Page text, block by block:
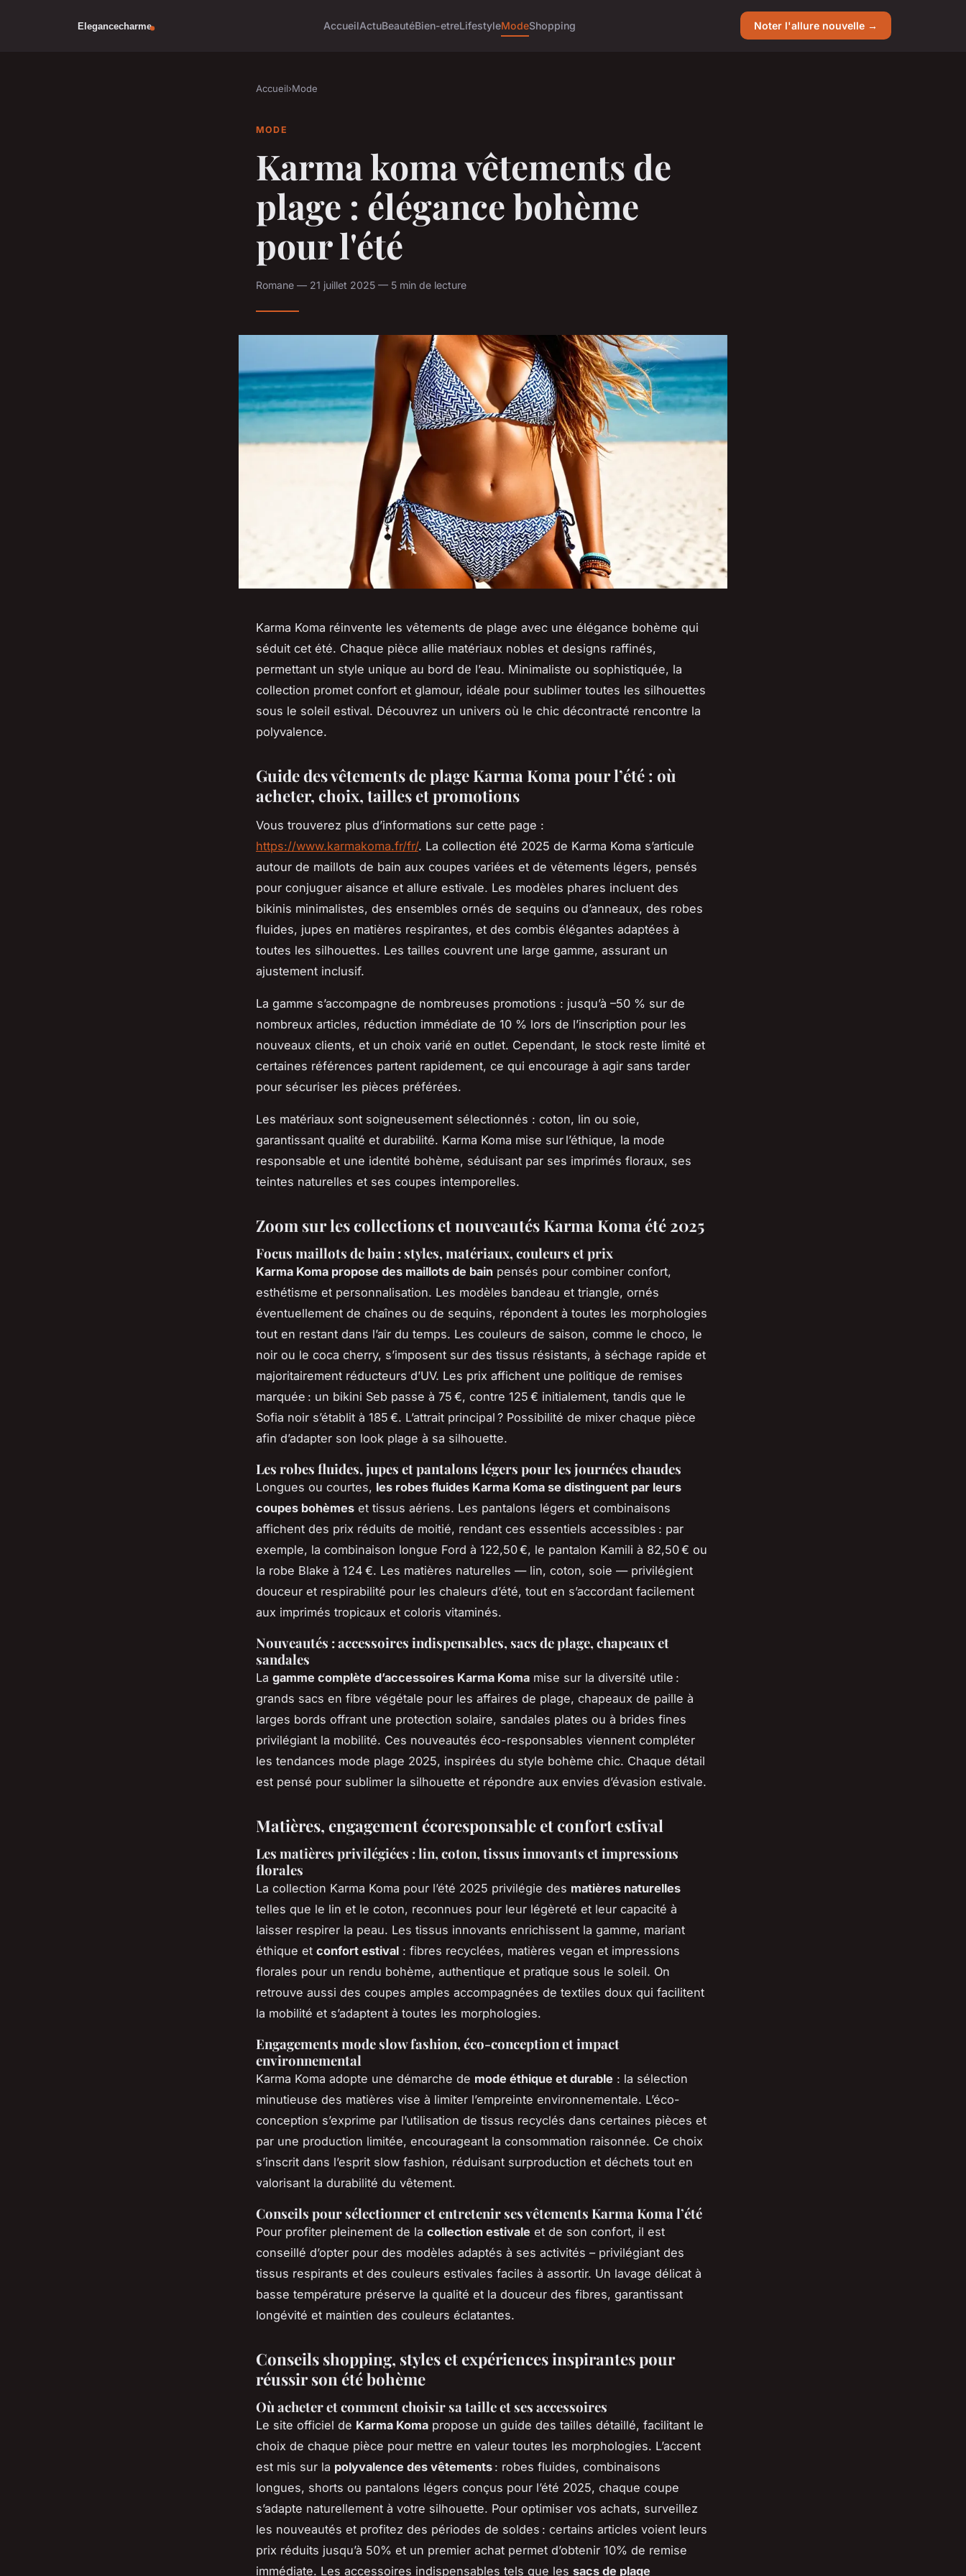
AccueilActuBeautéBien-etreLifestyleModeShopping Noter l'allure nouvelle →
Accueil›Mode
MODE
Karma koma vêtements de
plage : élégance bohème
pour l'été
Romane — 21 juillet 2025 — 5 min de lecture
Karma Koma réinvente les vêtements de plage avec une élégance bohème qui
séduit cet été. Chaque pièce allie matériaux nobles et designs raffinés,
permettant un style unique au bord de l’eau. Minimaliste ou sophistiquée, la
collection promet confort et glamour, idéale pour sublimer toutes les silhouettes
sous le soleil estival. Découvrez un univers où le chic décontracté rencontre la
polyvalence.
Guide des vêtements de plage Karma Koma pour l’été : où
acheter, choix, tailles et promotions
Vous trouverez plus d’informations sur cette page :
https://www.karmakoma.fr/fr/. La collection été 2025 de Karma Koma s’articule
autour de maillots de bain aux coupes variées et de vêtements légers, pensés
pour conjuguer aisance et allure estivale. Les modèles phares incluent des
bikinis minimalistes, des ensembles ornés de sequins ou d’anneaux, des robes
fluides, jupes en matières respirantes, et des combis élégantes adaptées à
toutes les silhouettes. Les tailles couvrent une large gamme, assurant un
ajustement inclusif.
La gamme s’accompagne de nombreuses promotions : jusqu’à –50 % sur de
nombreux articles, réduction immédiate de 10 % lors de l’inscription pour les
nouveaux clients, et un choix varié en outlet. Cependant, le stock reste limité et
certaines références partent rapidement, ce qui encourage à agir sans tarder
pour sécuriser les pièces préférées.
Les matériaux sont soigneusement sélectionnés : coton, lin ou soie,
garantissant qualité et durabilité. Karma Koma mise sur l’éthique, la mode
responsable et une identité bohème, séduisant par ses imprimés floraux, ses
teintes naturelles et ses coupes intemporelles.
Zoom sur les collections et nouveautés Karma Koma été 2025
Focus maillots de bain : styles, matériaux, couleurs et prix
Karma Koma propose des maillots de bain pensés pour combiner confort,
esthétisme et personnalisation. Les modèles bandeau et triangle, ornés
éventuellement de chaînes ou de sequins, répondent à toutes les morphologies
tout en restant dans l’air du temps. Les couleurs de saison, comme le choco, le
noir ou le coca cherry, s’imposent sur des tissus résistants, à séchage rapide et
majoritairement réducteurs d’UV. Les prix affichent une politique de remises
marquée : un bikini Seb passe à 75 €, contre 125 € initialement, tandis que le
Sofia noir s’établit à 185 €. L’attrait principal ? Possibilité de mixer chaque pièce
afin d’adapter son look plage à sa silhouette.
Les robes fluides, jupes et pantalons légers pour les journées chaudes
Longues ou courtes, les robes fluides Karma Koma se distinguent par leurs
coupes bohèmes et tissus aériens. Les pantalons légers et combinaisons
affichent des prix réduits de moitié, rendant ces essentiels accessibles : par
exemple, la combinaison longue Ford à 122,50 €, le pantalon Kamili à 82,50 € ou
la robe Blake à 124 €. Les matières naturelles — lin, coton, soie — privilégient
douceur et respirabilité pour les chaleurs d’été, tout en s’accordant facilement
aux imprimés tropicaux et coloris vitaminés.
Nouveautés : accessoires indispensables, sacs de plage, chapeaux et
sandales
La gamme complète d’accessoires Karma Koma mise sur la diversité utile :
grands sacs en fibre végétale pour les affaires de plage, chapeaux de paille à
larges bords offrant une protection solaire, sandales plates ou à brides fines
privilégiant la mobilité. Ces nouveautés éco-responsables viennent compléter
les tendances mode plage 2025, inspirées du style bohème chic. Chaque détail
est pensé pour sublimer la silhouette et répondre aux envies d’évasion estivale.
Matières, engagement écoresponsable et confort estival
Les matières privilégiées : lin, coton, tissus innovants et impressions
florales
La collection Karma Koma pour l’été 2025 privilégie des matières naturelles
telles que le lin et le coton, reconnues pour leur légèreté et leur capacité à
laisser respirer la peau. Les tissus innovants enrichissent la gamme, mariant
éthique et confort estival : fibres recyclées, matières vegan et impressions
florales pour un rendu bohème, authentique et pratique sous le soleil. On
retrouve aussi des coupes amples accompagnées de textiles doux qui facilitent
la mobilité et s’adaptent à toutes les morphologies.
Engagements mode slow fashion, éco-conception et impact
environnemental
Karma Koma adopte une démarche de mode éthique et durable : la sélection
minutieuse des matières vise à limiter l’empreinte environnementale. L’éco-
conception s’exprime par l’utilisation de tissus recyclés dans certaines pièces et
par une production limitée, encourageant la consommation raisonnée. Ce choix
s’inscrit dans l’esprit slow fashion, réduisant surproduction et déchets tout en
valorisant la durabilité du vêtement.
Conseils pour sélectionner et entretenir ses vêtements Karma Koma l’été
Pour profiter pleinement de la collection estivale et de son confort, il est
conseillé d’opter pour des modèles adaptés à ses activités – privilégiant des
tissus respirants et des couleurs estivales faciles à assortir. Un lavage délicat à
basse température préserve la qualité et la douceur des fibres, garantissant
longévité et maintien des couleurs éclatantes.
Conseils shopping, styles et expériences inspirantes pour
réussir son été bohème
Où acheter et comment choisir sa taille et ses accessoires
Le site officiel de Karma Koma propose un guide des tailles détaillé, facilitant le
choix de chaque pièce pour mettre en valeur toutes les morphologies. L’accent
est mis sur la polyvalence des vêtements : robes fluides, combinaisons
longues, shorts ou pantalons légers conçus pour l’été 2025, chaque coupe
s’adapte naturellement à votre silhouette. Pour optimiser vos achats, surveillez
les nouveautés et profitez des périodes de soldes : certains articles voient leurs
prix réduits jusqu’à 50% et un premier achat permet d’obtenir 10% de remise
immédiate. Les accessoires indispensables tels que les sacs de plage